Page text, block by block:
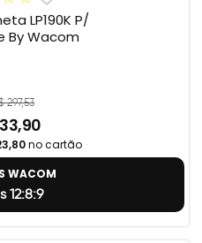
LP190K P/
By Wacom
297,53
no cartão
WACOM
12:8:8